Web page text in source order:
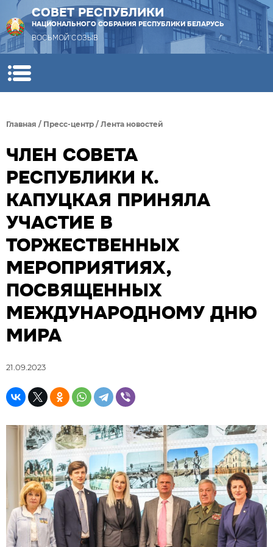
СОВЕТ РЕСПУБЛИКИ
НАЦИОНАЛЬНОГО СОБРАНИЯ РЕСПУБЛИКИ БЕЛАРУСЬ
ВОСЬМОЙ СОЗЫВ
Главная / Пресс-центр / Лента новостей
ЧЛЕН СОВЕТА
РЕСПУБЛИКИ К.
КАПУЦКАЯ ПРИНЯЛА
УЧАСТИЕ В
ТОРЖЕСТВЕННЫХ
МЕРОПРИЯТИЯХ,
ПОСВЯЩЕННЫХ
МЕЖДУНАРОДНОМУ ДНЮ
МИРА
21.09.2023